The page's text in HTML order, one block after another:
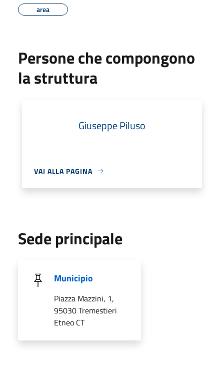
area
Persone che compongono
la struttura
Giuseppe Piluso
VAI ALLA PAGINA
Sede principale
Municipio
Piazza Mazzini, 1,
95030 Tremestieri
Etneo CT